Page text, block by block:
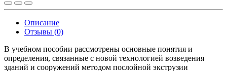
Описание
Отзывы (0)
В учебном пособии рассмотрены основные понятия и
определения, связанные с новой технологией возведения
зданий и сооружений методом послойной экструзии